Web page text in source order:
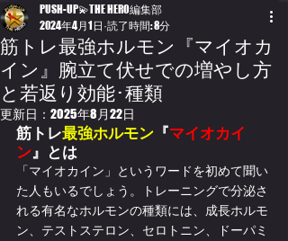
筋トレ最強ホルモン『マイオカ
イン』腕立て伏せでの増やし方
と若返り効能･種類
PUSH-UP💫THE HERO編集部
2024年4月1日 読了時間: 8分
更新日： 2025年8月22日
筋トレ最強ホルモン 『マイオカイ
ン』とは
「マイオカイン」というワードを初めて聞い
た人もいるでしょう。トレーニングで分泌さ
れる有名なホルモンの種類には、成長ホルモ
ン、テストステロン、セロトニン、ドーパミ